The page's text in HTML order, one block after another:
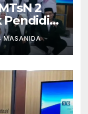
2
Pendidik
MASANIDA